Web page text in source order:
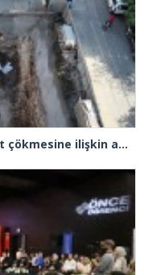
Çekmeköy Belediyesi’nden hafriyat çökmesine ilişkin açıklama